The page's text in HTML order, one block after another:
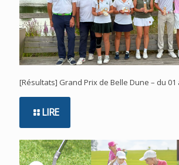
[Résultats] Grand Prix de Belle Dune – du 01
LIRE